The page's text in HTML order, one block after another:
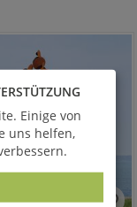
Einige von
uns helfen,